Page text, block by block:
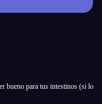
bueno para tus intestinos (si lo